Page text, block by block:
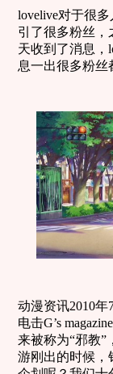
lovelive对于很
引了很多粉丝，
天收到了消息，
息一出很多粉丝
动漫资讯2010年
电击G’s
来被称为“邪教”
游刚出的时候，